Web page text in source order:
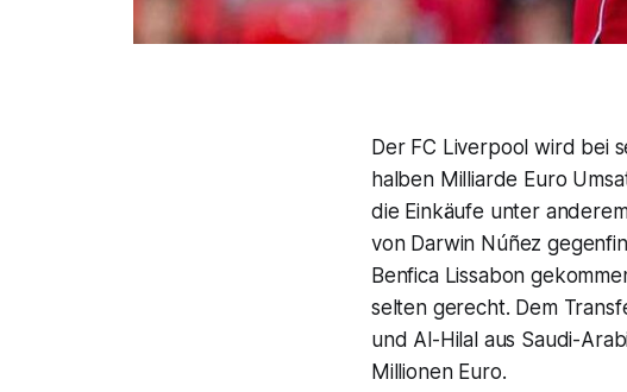
Der FC Liverpool wird bei
halben Milliarde Euro
die Einkäufe unter
von Darwin Núñez
Benfica Lissabon
selten gerecht. Dem
und Al-Hilal aus Saudi-
Millionen Euro.